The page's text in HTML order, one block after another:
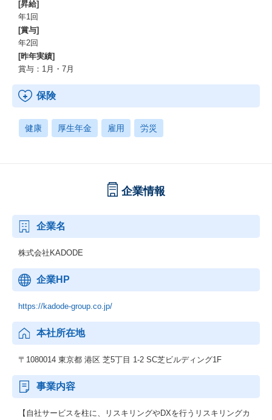
[昇給]
年1回
[賞与]
年2回
[昨年実績]
賞与：1月・7月
保険
健康 厚生年金 雇用 労災
企業情報
企業名
株式会社KADODE
企業HP
https://kadode-group.co.jp/
本社所在地
〒1080014 東京都 港区 芝5丁目 1-2 SC芝ビルディング1F
事業内容
【自社サービスを柱に、リスキリングやDXを行うリスキリングカ